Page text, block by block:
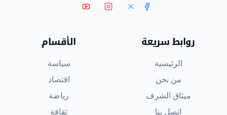
روابط سريعة
الرئيسية
من نحن
ميثاق الشرف
اتصل بنا
الأقسام
سياسة
اقتصاد
رياضة
ثقافة